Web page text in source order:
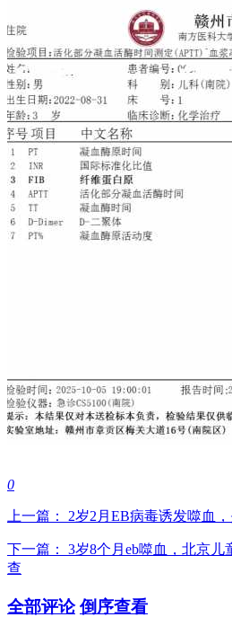
0
上一篇： 2岁2月EB病毒诱发噬血
下一篇： 3岁8个月eb噬血，北京
查
全部评论 倒序查看